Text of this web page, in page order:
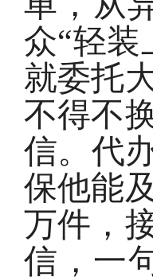
众“轻装
就委托
不得不
信。代
保他能
万件，
信，一